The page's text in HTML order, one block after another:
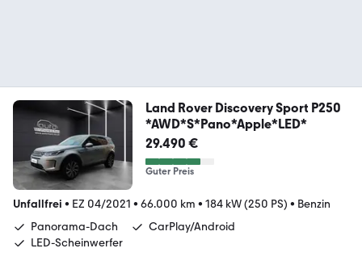
Land Rover Discovery Sport P250
*AWD*S*Pano*Apple*LED*
29.490 €
Guter Preis
Unfallfrei • EZ 04/2021 • 66.000 km • 184 kW (250 PS) • Benzin
Panorama-Dach
CarPlay/Android
LED-Scheinwerfer